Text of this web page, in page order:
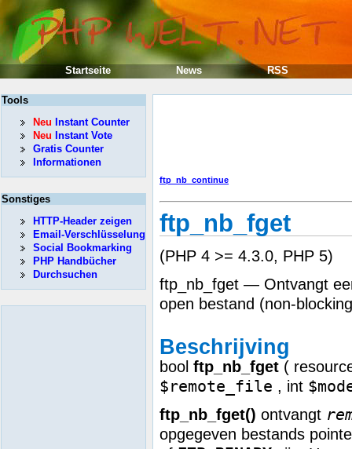
ftp_nb_continue
ftp_nb_fget
(PHP 4 >= 4.3.0, PHP 5)
ftp_nb_fget — Ontvangt
open bestand (non-
Beschrijving
bool ftp_nb_fget (
$remote_file , int
ftp_nb_fget() ontvangt
opgegeven bestands
Tools
Neu Instant Counter
Neu Instant Vote
Gratis Counter
Informationen
Sonstiges
HTTP-Header zeigen
Email-Verschlüsselung
Social Bookmarking
PHP Handbücher
Durchsuchen
Startseite News RSS